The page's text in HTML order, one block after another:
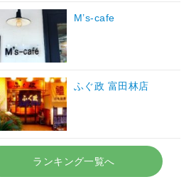
M’s-cafe
ふぐ政 富田林店
ランキング一覧へ